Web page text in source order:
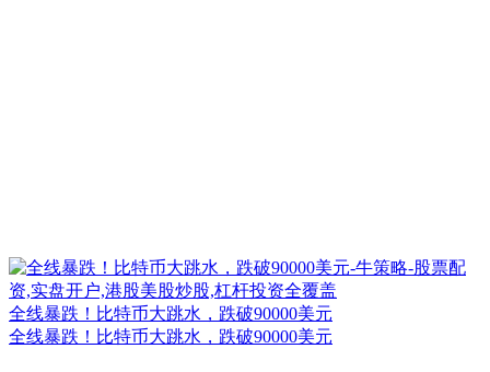
全线暴跌！比特币大跳水，跌破90000美元
全线暴跌！比特币大跳水，跌破90000美元